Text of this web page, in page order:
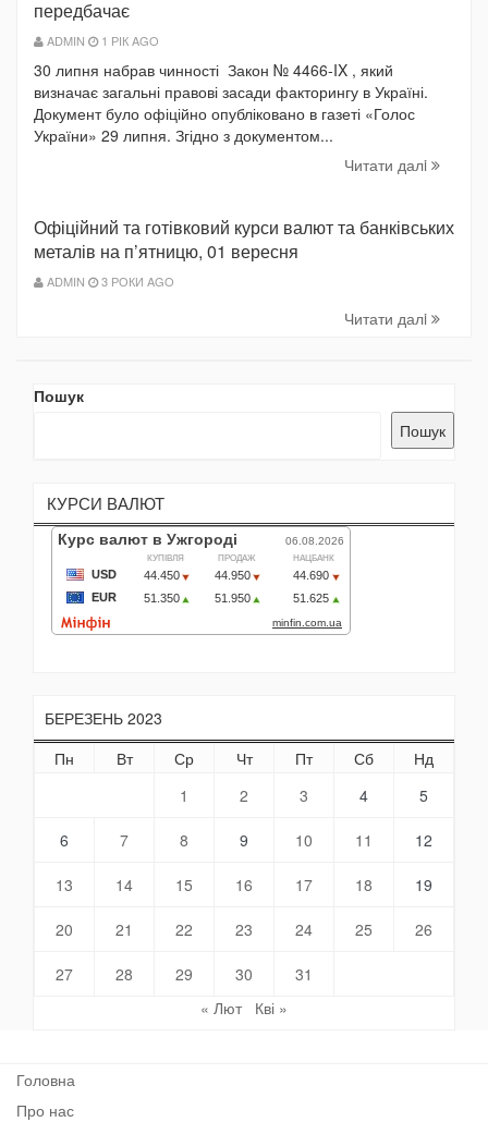
передбачає
ADMIN 1 РІК AGO
30 липня набрав чинності Закон № 4466-IX , який
визначає загальні правові засади факторингу в Україні.
Документ було офіційно опубліковано в газеті «Голос
України» 29 липня. Згідно з документом...
Читати далi
Офіційний та готівковий курси валют та банківських
металів на п’ятницю, 01 вересня
ADMIN 3 РОКИ AGO
Читати далi
Пошук
Пошук
КУРСИ ВАЛЮТ
БЕРЕЗЕНЬ 2023
Пн
Вт Ср Чт Пт Сб
Нд
1
2 3 4 5
6 7 8 9 10 11 12
13 14 15 16 17 18 19
20 21 22 23 24 25 26
27 28 29 30
31
« Лют
Кві »
Головна
Про нас